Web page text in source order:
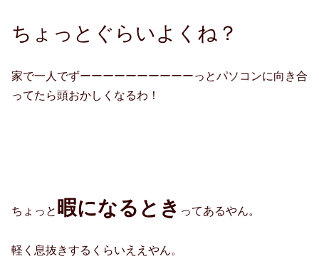
ちょっとぐらいよくね？
家で一人でずーーーーーーーーーーっとパソコンに向き合
ってたら頭おかしくなるわ！
ちょっと 暇になるとき ってあるやん。
軽く息抜きするくらいええやん。